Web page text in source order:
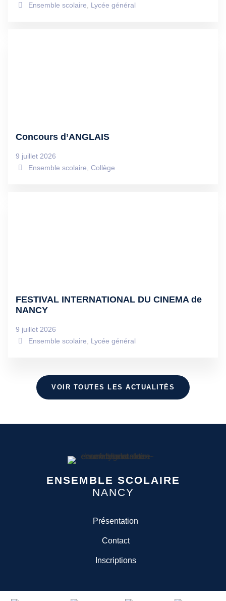
Ensemble scolaire
Lycée général
Concours d’ANGLAIS
9 juillet 2026
Ensemble scolaire Collège
FESTIVAL INTERNATIONAL DU CINEMA de
NANCY
9 juillet 2026
Ensemble scolaire
Lycée général
VOIR TOUTES LES ACTUALITÉS
ENSEMBLE SCOLAIRE
NANCY
Présentation
Contact
Inscriptions